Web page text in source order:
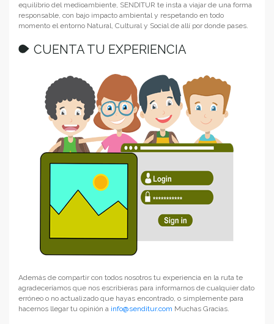
equilibrio del medioambiente, SENDITUR te insta a viajar de una forma
responsable, con bajo impacto ambiental y respetando en todo
momento el entorno Natural, Cultural y Social de allí por donde pases.
CUENTA TU EXPERIENCIA
Además de compartir con todos nosotros tu experiencia en la ruta te
agradeceríamos que nos escribieras para informarnos de cualquier dato
erróneo o no actualizado que hayas encontrado, o simplemente para
hacernos llegar tu opinión a info@senditur.com Muchas Gracias.